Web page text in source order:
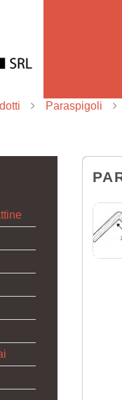
Paraspigoli